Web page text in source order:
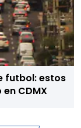
futbol: estos
CDMX